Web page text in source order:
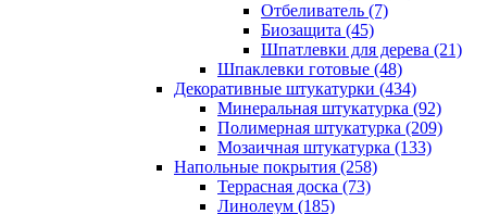
Отбеливатель (7)
Биозащита (45)
Шпатлевки для дерева (21)
Шпаклевки готовые (48)
Декоративные штукатурки (434)
Минеральная штукатурка (92)
Полимерная штукатурка (209)
Мозаичная штукатурка (133)
Напольные покрытия (258)
Террасная доска (73)
Линолеум (185)